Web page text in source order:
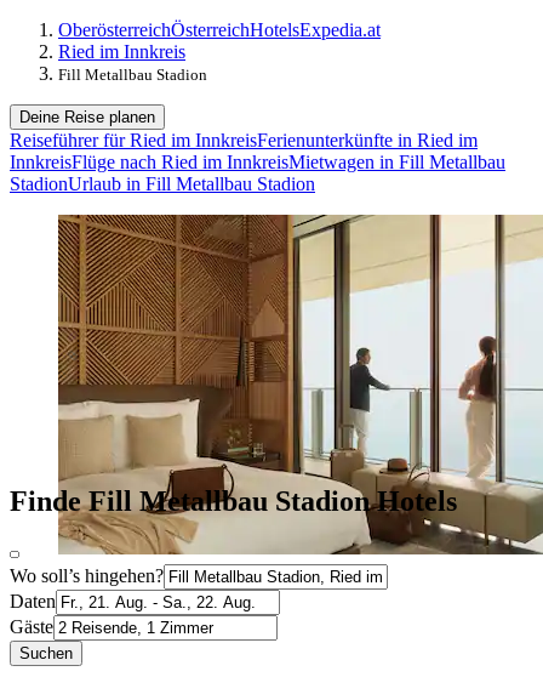
OberösterreichÖsterreichHotelsExpedia.at
Ried im Innkreis
Fill Metallbau Stadion
Deine Reise planen
Reiseführer für Ried im InnkreisFerienunterkünfte in Ried im
InnkreisFlüge nach Ried im InnkreisMietwagen in Fill Metallbau
StadionUrlaub in Fill Metallbau Stadion
Finde Fill Metallbau Stadion Hotels
Wo soll’s hingehen?
Daten
Gäste
Suchen